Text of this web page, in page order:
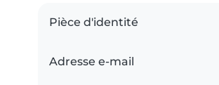
Pièce d'identité
Adresse e-mail